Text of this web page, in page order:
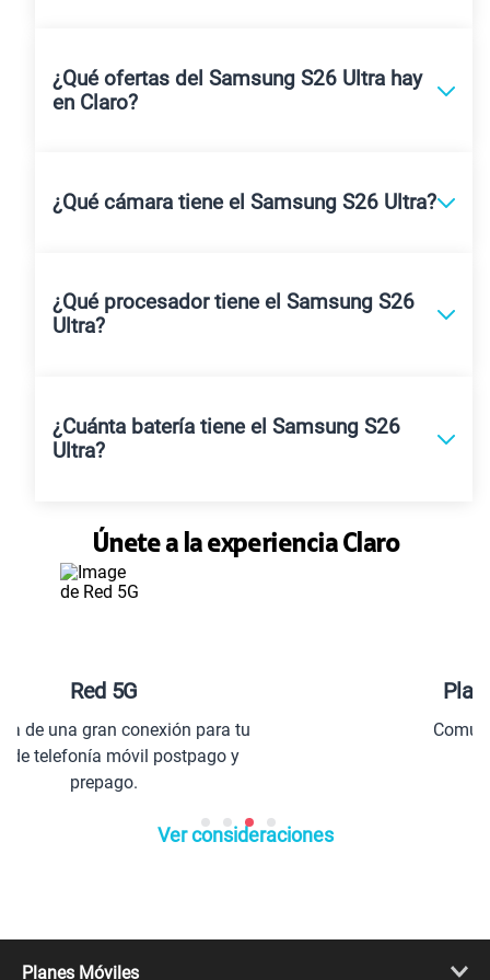
¿Qué ofertas del Samsung S26 Ultra hay
en Claro?
¿Qué cámara tiene el Samsung S26 Ultra?
¿Qué procesador tiene el Samsung S26
Ultra?
¿Cuánta batería tiene el Samsung S26
Ultra?
Únete a la experiencia Claro
tu
Planes especiales para ti
Comunícate con todo el Perú y el
Ver consideraciones
Planes Móviles